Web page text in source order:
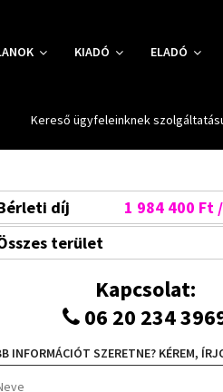
KIADÓ ELADÓ
Kereső ügyfeleinknek
díj
1 984 400 Ft
terület
Kapcsolat:
06 20 234
INFORMÁCIÓT SZERETNE? KÉREM,